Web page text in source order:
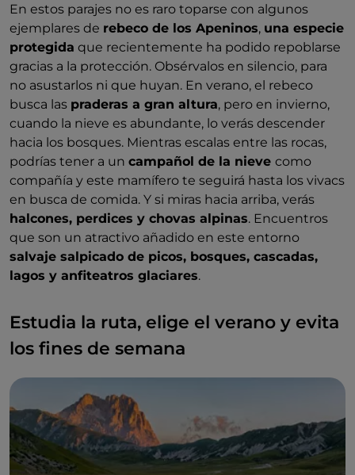
En estos parajes no es raro toparse con algunos
ejemplares de rebeco de los Apeninos, una especie
protegida que recientemente ha podido repoblarse
gracias a la protección. Obsérvalos en silencio, para
no asustarlos ni que huyan. En verano, el rebeco
busca las praderas a gran altura, pero en invierno,
cuando la nieve es abundante, lo verás descender
hacia los bosques. Mientras escalas entre las rocas,
podrías tener a un campañol de la nieve como
compañía y este mamífero te seguirá hasta los vivacs
en busca de comida. Y si miras hacia arriba, verás
halcones, perdices y chovas alpinas. Encuentros
que son un atractivo añadido en este entorno
salvaje salpicado de picos, bosques, cascadas,
lagos y anfiteatros glaciares.
Estudia la ruta, elige el verano y evita
los fines de semana